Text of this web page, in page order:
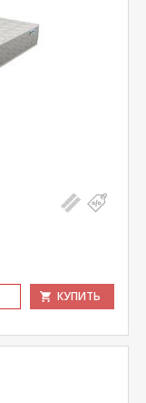
КУПИТЬ